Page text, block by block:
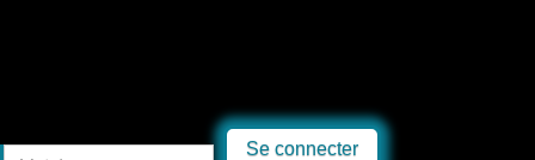
Se connecter